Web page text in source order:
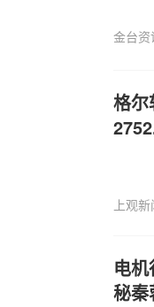
金台资
格尔
上观
电
秘秦